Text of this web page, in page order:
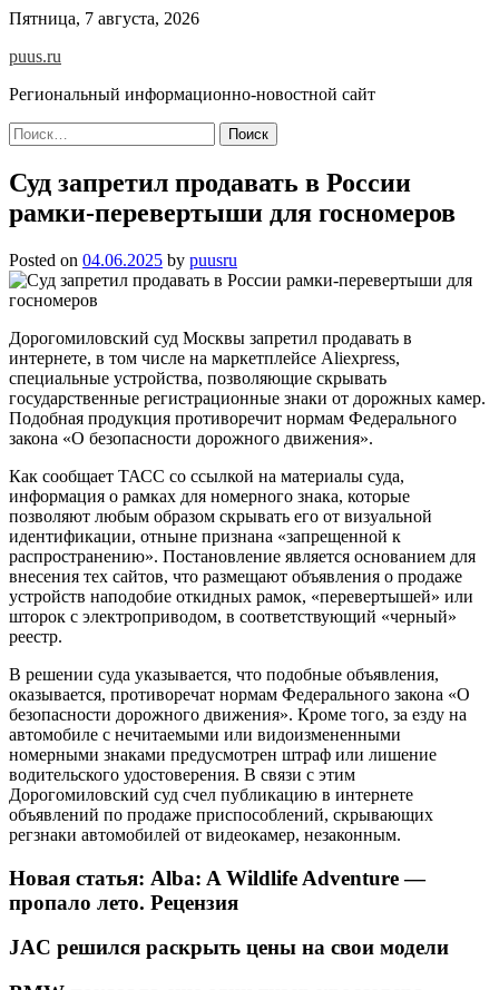
Skip
content
Пятница, 7 августа, 2026
puus.ru
Региональный информационно-новостной сайт
Найти:
Суд запретил продавать в России
рамки-перевертыши для госномеров
Posted on 04.06.2025 by puusru
Дорогомиловский суд Москвы запретил продавать в
интернете, в том числе на маркетплейсе Aliexpress,
специальные устройства, позволяющие скрывать
государственные регистрационные знаки от дорожных камер.
Подобная продукция противоречит нормам Федерального
закона «О безопасности дорожного движения».
Как сообщает ТАСС со ссылкой на материалы суда,
информация о рамках для номерного знака, которые
позволяют любым образом скрывать его от визуальной
идентификации, отныне признана «запрещенной к
распространению». Постановление является основанием для
внесения тех сайтов, что размещают объявления о продаже
устройств наподобие откидных рамок, «перевертышей» или
шторок с электроприводом, в соответствующий «черный»
реестр.
В решении суда указывается, что подобные объявления,
оказывается, противоречат нормам Федерального закона «О
безопасности дорожного движения». Кроме того, за езду на
автомобиле с нечитаемыми или видоизмененными
номерными знаками предусмотрен штраф или лишение
водительского удостоверения. В связи с этим
Дорогомиловский суд счел публикацию в интернете
объявлений по продаже приспособлений, скрывающих
регзнаки автомобилей от видеокамер, незаконным.
Новая статья: Alba: A Wildlife Adventure —
пропало лето. Рецензия
JAC решился раскрыть цены на свои модели